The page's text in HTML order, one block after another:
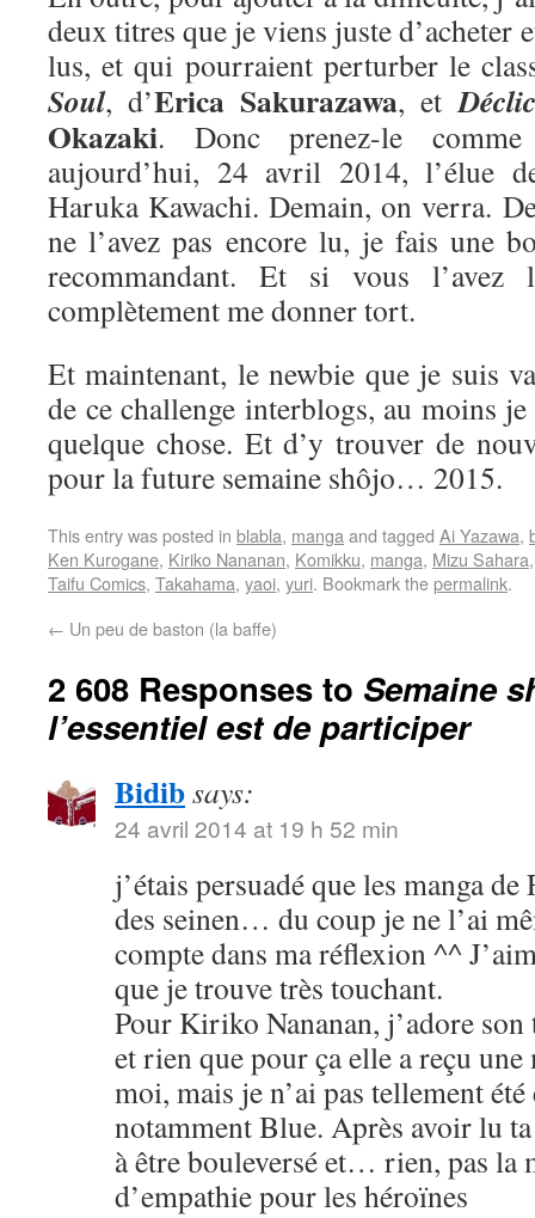
deux titres que je viens juste d’acheter
lus, et qui pourraient perturber le
Soul, d’Erica Sakurazawa, et
Okazaki. Donc prenez-le
aujourd’hui, 24 avril 2014, l’élue
Haruka Kawachi. Demain, on verra.
ne l’avez pas encore lu, je fais une
recommandant. Et si vous l’avez
complètement me donner tort.
Et maintenant, le newbie que je suis
de ce challenge interblogs, au moins
quelque chose. Et d’y trouver de
pour la future semaine shôjo… 2015.
This entry was posted in blabla, mangaand tagged Ai Yazawa,
Ken Kurogane, Kiriko Nananan, Komikku, manga, Mizu Sahara
Taifu Comics, Takahama, yaoi, yuri. Bookmark thepermalink.
← Un peu de baston (la baffe)
2 608 Responses to Semaine
l’essentiel est de participer
Bidibsays:
24 avril 2014 at 19 h 52 min
j’étais persuadé que les manga
des seinen… du coup je ne l’ai
compte dans ma réflexion ^^
que je trouve très touchant.
Pour Kiriko Nananan, j’adore
et rien que pour ça elle a reçu
moi, mais je n’ai pas tellement
notamment Blue. Après avoir lu
à être bouleversé et… rien, pas la
d’empathie pour les héroïnes